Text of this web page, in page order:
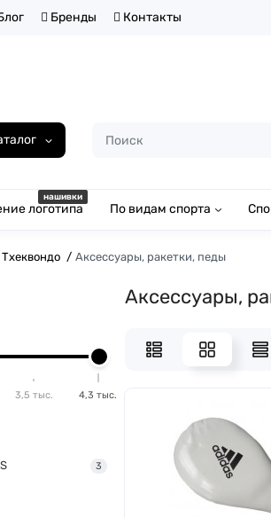
Бренды Контакты
нашивки
логотипа По видам спорта
Тхеквондо Аксессуары, ракетки, педы
3,5 тыс. 4,3 тыс.
S 3
Аксессуары,